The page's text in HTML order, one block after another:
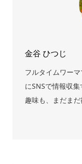
金谷 ひつじ
フルタイムワー
にSNSで情報収
趣味も、まだま